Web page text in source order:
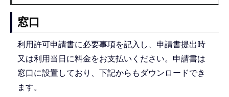
窓口
利用許可申請書に必要事項を記入し、申請書提出時
又は利用当日に料金をお支払いください。申請書は
窓口に設置しており、下記からもダウンロードでき
ます。